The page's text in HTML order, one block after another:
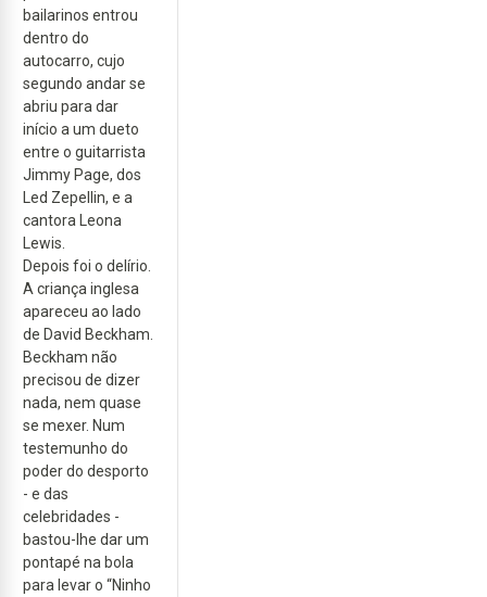
bailarinos entrou
dentro do
autocarro, cujo
segundo andar se
abriu para dar
início a um dueto
entre o guitarrista
Jimmy Page, dos
Led Zepellin, e a
cantora Leona
Lewis.
Depois foi o delírio.
A criança inglesa
apareceu ao lado
de David Beckham.
Beckham não
precisou de dizer
nada, nem quase
se mexer. Num
testemunho do
poder do desporto
- e das
celebridades -
bastou-lhe dar um
pontapé na bola
para levar o “Ninho